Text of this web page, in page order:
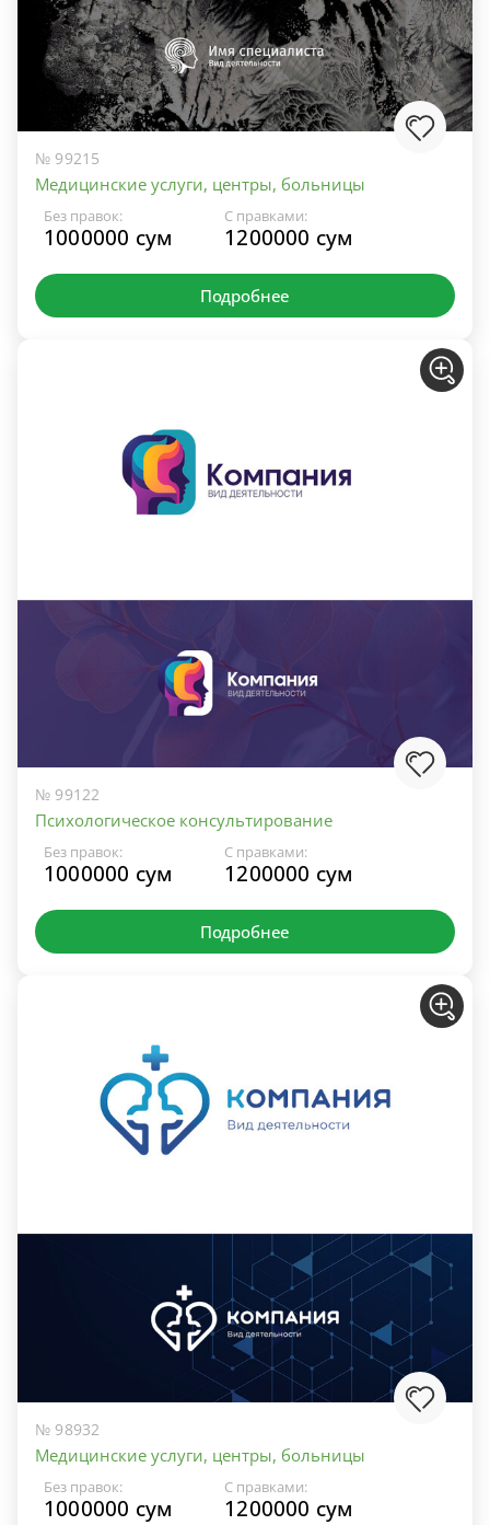
№ 99215
Медицинские услуги, центры, больницы
Без правок:
1000000 сум
С правками:
1200000 сум
Подробнее
№ 99122
Психологическое консультирование
Без правок:
1000000 сум
С правками:
1200000 сум
Подробнее
№ 98932
Медицинские услуги, центры, больницы
Без правок:
1000000 сум
С правками:
1200000 сум